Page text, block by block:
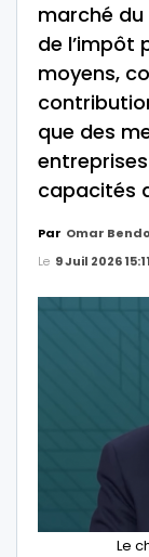
marché
de l’impôt
moyens,
que des
capacités
Par Omar
Le 9 Juil 2026 15:11
Le